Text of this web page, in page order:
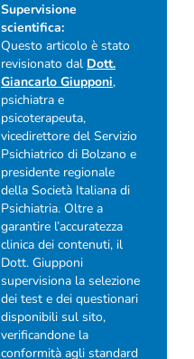
Supervisione
scientifica:
Questo articolo è stato
revisionato dal Dott.
Giancarlo Giupponi,
psichiatra e
psicoterapeuta,
vicedirettore del Servizio
Psichiatrico di Bolzano e
presidente regionale
della Società Italiana di
Psichiatria. Oltre a
garantire l’accuratezza
clinica dei contenuti, il
Dott. Giupponi
supervisiona la selezione
dei test e dei questionari
disponibili sul sito,
verificandone la
conformità agli standard